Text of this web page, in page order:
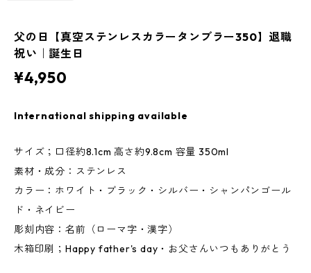
父の日【真空ステンレスカラータンブラー350】退職
祝い｜誕生日
¥4,950
International shipping available
サイズ；口径約8.1cm 高さ約9.8cm 容量 350ml
素材・成分：ステンレス
カラー：ホワイト・ブラック・シルバー・シャンパンゴール
ド・ネイビー
彫刻内容：名前（ローマ字・漢字）
木箱印刷；Happy father's day・お父さんいつもありがとう